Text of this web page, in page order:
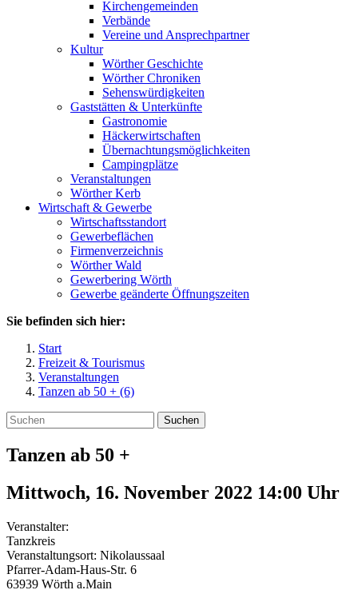
Kirchengemeinden
Verbände
Vereine und Ansprechpartner
Kultur
Wörther Geschichte
Wörther Chroniken
Sehenswürdigkeiten
Gaststätten & Unterkünfte
Gastronomie
Häckerwirtschaften
Übernachtungsmöglichkeiten
Campingplätze
Veranstaltungen
Wörther Kerb
Wirtschaft & Gewerbe
Wirtschaftsstandort
Gewerbeflächen
Firmenverzeichnis
Wörther Wald
Gewerbering Wörth
Gewerbe geänderte Öffnungszeiten
Sie befinden sich hier:
Start
Freizeit & Tourismus
Veranstaltungen
Tanzen ab 50 + (6)
Suchen
Tanzen ab 50 +
Mittwoch, 16. November 2022 14:00 Uhr
Veranstalter:
Tanzkreis
Veranstaltungsort: Nikolaussaal
Pfarrer-Adam-Haus-Str. 6
63939 Wörth a.Main